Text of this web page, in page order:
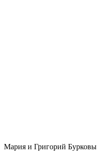
Мария и Григорий Бурковы